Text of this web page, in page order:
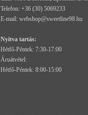
Telefon: +36 (30) 5069233
E-mail: webshop@sweetline98.hu
Nyitva tartás:
Hétfő-Péntek: 7:30-17:00
Áruátvétel:
Hétfő-Péntek: 8:00-15:00